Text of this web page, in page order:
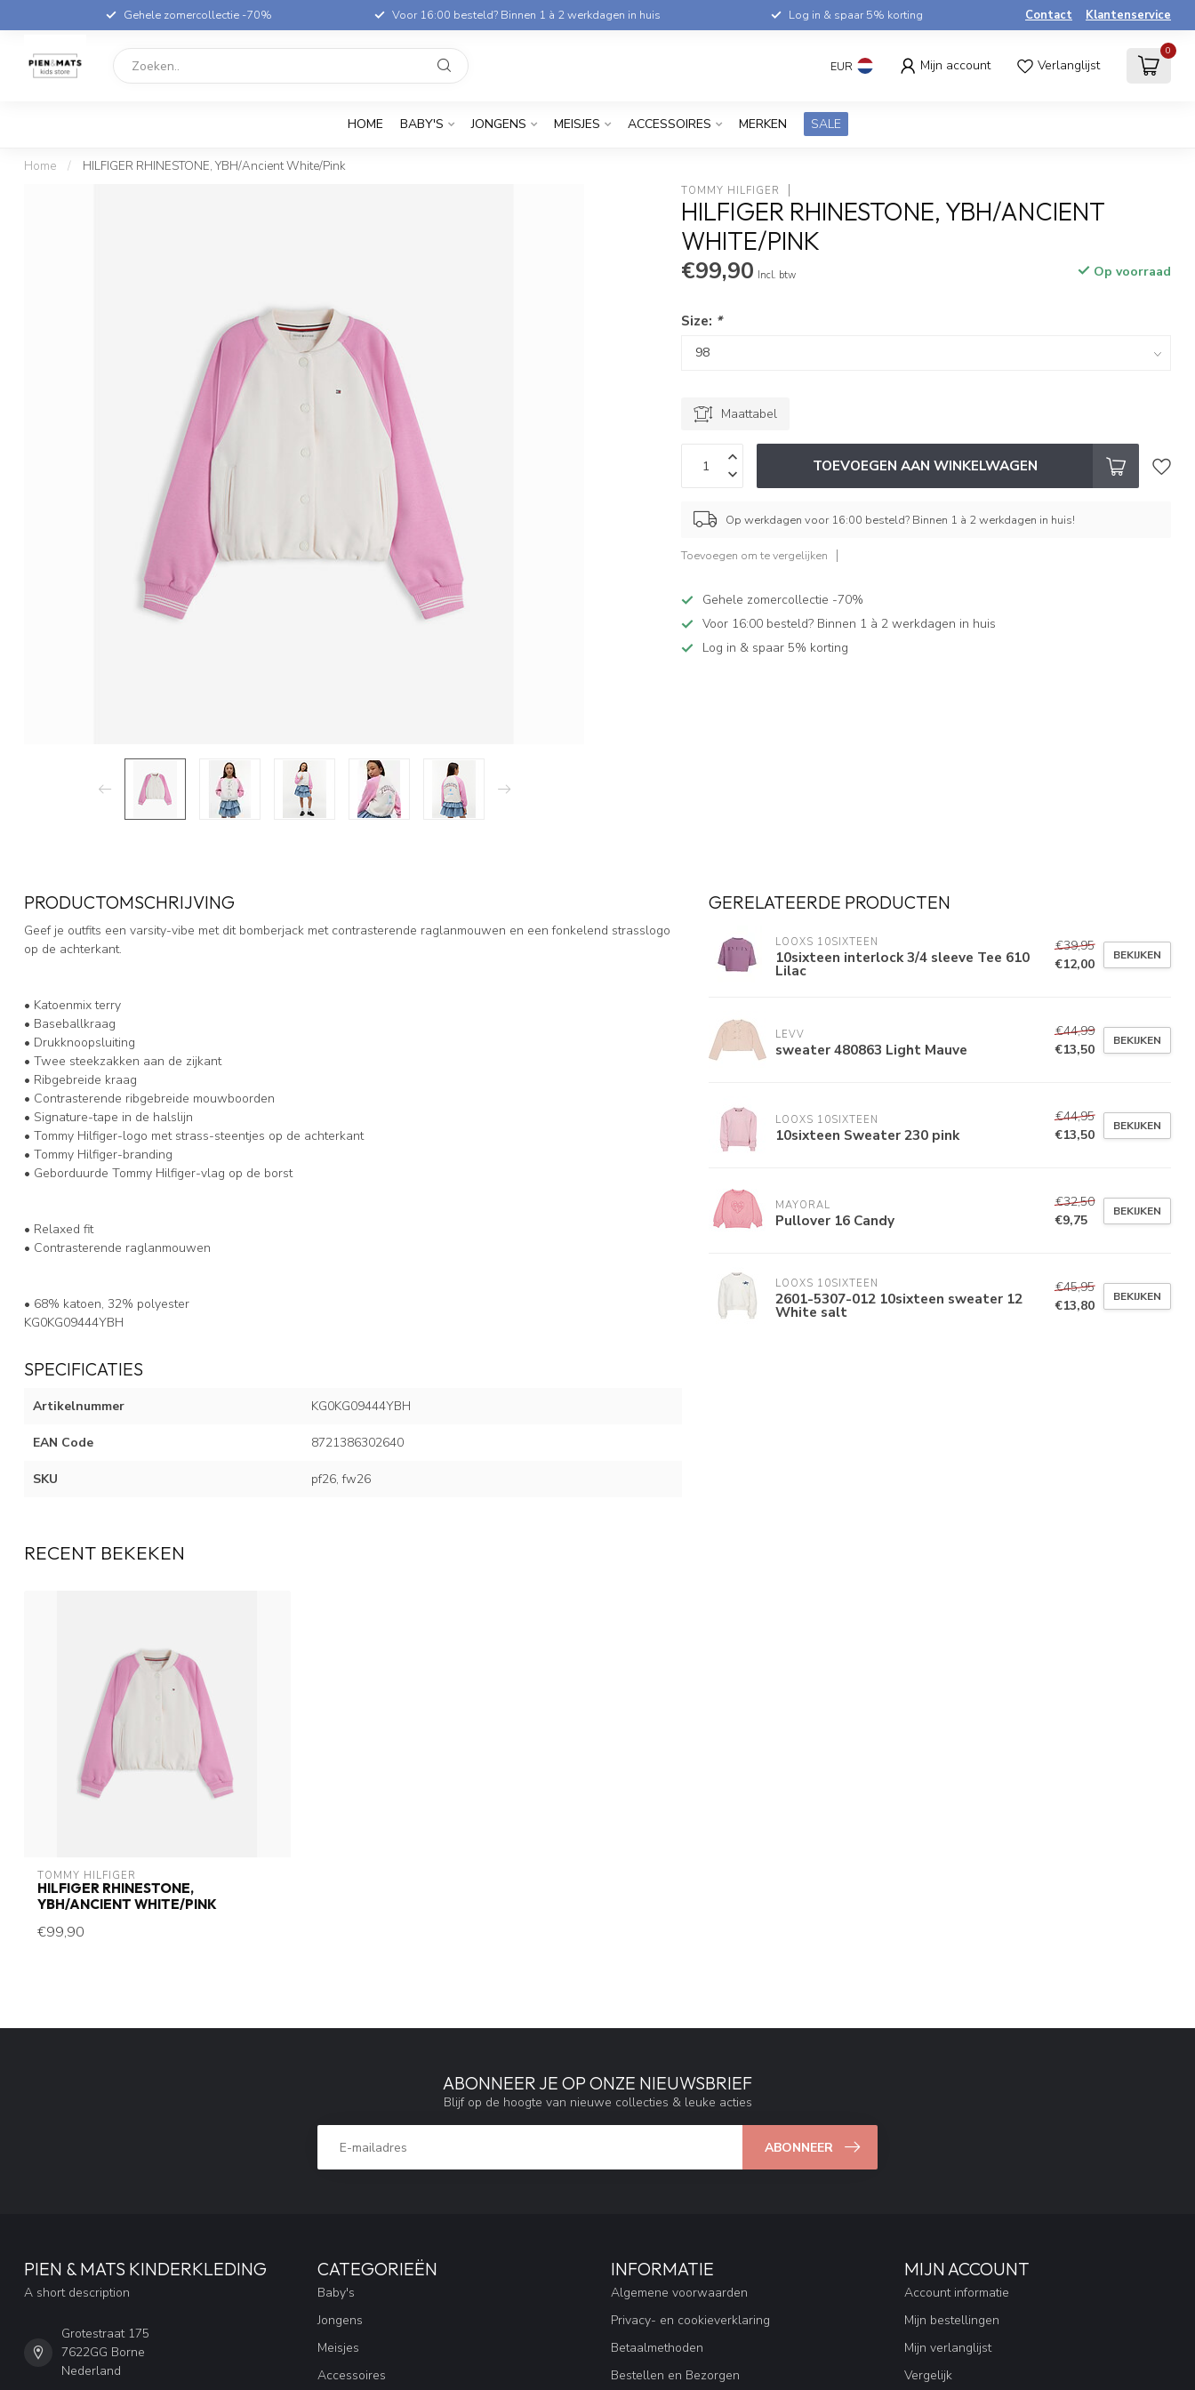
Gehele zomercollectie -70% Voor 16:00 besteld? Binnen 1 à 2 werkdagen in huis Log in & spaar 5% korting Contact Klantenservice
EUR Mijn account Verlanglijst
0
HOME BABY'S JONGENS MEISJES ACCESSOIRES MERKEN SALE
Home / HILFIGER RHINESTONE, YBH/Ancient White/Pink
TOMMY HILFIGER
HILFIGER RHINESTONE, YBH/ANCIENT
WHITE/PINK
€99,90 Incl. btw Op voorraad
Size: *
Maattabel
TOEVOEGEN AAN WINKELWAGEN
Op werkdagen voor 16:00 besteld? Binnen 1 à 2 werkdagen in huis!
Toevoegen om te vergelijken
Gehele zomercollectie -70%
Voor 16:00 besteld? Binnen 1 à 2 werkdagen in huis
Log in & spaar 5% korting
PRODUCTOMSCHRIJVING
Geef je outfits een varsity-vibe met dit bomberjack met contrasterende raglanmouwen en een fonkelend strasslogo
op de achterkant.
• Katoenmix terry
• Baseballkraag
• Drukknoopsluiting
• Twee steekzakken aan de zijkant
• Ribgebreide kraag
• Contrasterende ribgebreide mouwboorden
• Signature-tape in de halslijn
• Tommy Hilfiger-logo met strass-steentjes op de achterkant
• Tommy Hilfiger-branding
• Geborduurde Tommy Hilfiger-vlag op de borst
• Relaxed fit
• Contrasterende raglanmouwen
• 68% katoen, 32% polyester
KG0KG09444YBH
SPECIFICATIES
Artikelnummer KG0KG09444YBH
EAN Code 8721386302640
SKU pf26, fw26
GERELATEERDE PRODUCTEN
LOOXS 10SIXTEEN
10sixteen interlock 3/4 sleeve Tee 610
Lilac
€39,95
€12,00
BEKIJKEN
LEVV
sweater 480863 Light Mauve
€44,99
€13,50
BEKIJKEN
LOOXS 10SIXTEEN
10sixteen Sweater 230 pink
€44,95
€13,50
BEKIJKEN
MAYORAL
Pullover 16 Candy
€32,50
€9,75
BEKIJKEN
LOOXS 10SIXTEEN
2601-5307-012 10sixteen sweater 12
White salt
€45,95
€13,80
BEKIJKEN
RECENT BEKEKEN
TOMMY HILFIGER
HILFIGER RHINESTONE,
YBH/ANCIENT WHITE/PINK
€99,90
ABONNEER JE OP ONZE NIEUWSBRIEF
Blijf op de hoogte van nieuwe collecties & leuke acties
ABONNEER
PIEN & MATS KINDERKLEDING
A short description
Grotestraat 175
7622GG Borne
Nederland
CATEGORIEËN
Baby's
Jongens
Meisjes
Accessoires
INFORMATIE
Algemene voorwaarden
Privacy- en cookieverklaring
Betaalmethoden
Bestellen en Bezorgen
MIJN ACCOUNT
Account informatie
Mijn bestellingen
Mijn verlanglijst
Vergelijk